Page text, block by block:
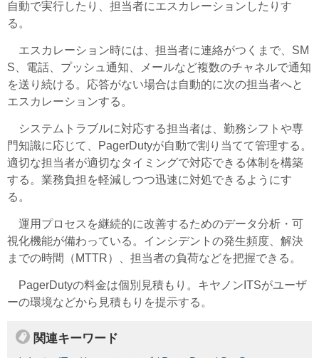
自動で実行したり、担当者にエスカレーションしたりす
る。
エスカレーション時には、担当者に連絡がつくまで、SM
S、電話、プッシュ通知、メールなど複数のチャネルで通知
を送り続ける。応答がない場合は自動的に次の担当者へと
エスカレーションする。
システムトラブルに対応する担当者は、勤務シフトや専
門知識に応じて、PagerDutyが自動で割り当てて管理する。
適切な担当者が適切なタイミングで対応できる体制を構築
する。業務負担を軽減しつつ迅速に対処できるようにす
る。
運用プロセスを継続的に改善するためのデータ分析・可
視化機能が備わっている。インシデントの発生頻度、解決
までの時間（MTTR）、担当者の負荷などを把握できる。
PagerDutyの料金は個別見積もり。キヤノンITSがユーザ
ーの環境などから見積もりを提示する。
関連キーワード